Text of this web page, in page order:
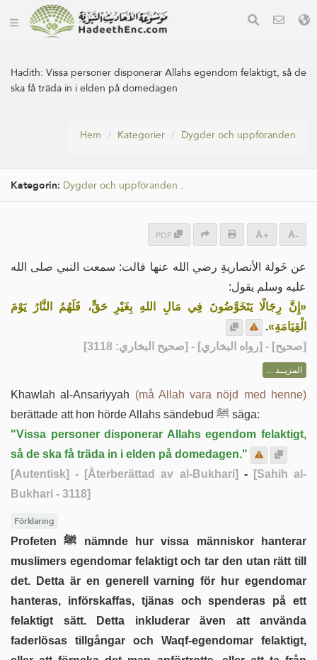
Hadith:Vissa personer disponerar Allahs egendom felaktigt, så de
ska få träda in i elden på domedagen
Hem Kategorier Dygder och uppföranden
Kategorin: Dygder och uppföranden .
PDF + -
عن خَولة الأنصاريةِ رضي الله عنها قالت: سمعت النبي صلى الله
عليه وسلم يقول:
«إِنَّ رِجَالًا يَتَخَوَّضُونَ فِي مَالِ اللهِ بِغَيْرِ حَقٍّ، فَلَهُمُ النَّارُ يَوْمَ
الْقِيَامَةِ».
[صحيح] - [رواه البخاري] - [صحيح البخاري: 3118]
المزيــد ...
Khawlah al-Ansariyyah (må Allah vara nöjd med henne)
berättade att hon hörde Allahs sändebud ﷺ säga:
"Vissa personer disponerar Allahs egendom felaktigt,
så de ska få träda in i elden på domedagen."
[Autentisk] - [Återberättad av al-Bukhari] -
[Sahih al-
Bukhari - 3118]
Förklaring
Profeten ﷺ nämnde hur vissa människor hanterar
muslimers egendomar felaktigt och tar den utan rätt till
det. Detta är en generell varning för hur egendomar
hanteras, införskaffas, tjänas och spenderas på ett
felaktigt sätt. Detta inkluderar även att använda
faderlösas tillgångar och Waqf-egendomar felaktigt,